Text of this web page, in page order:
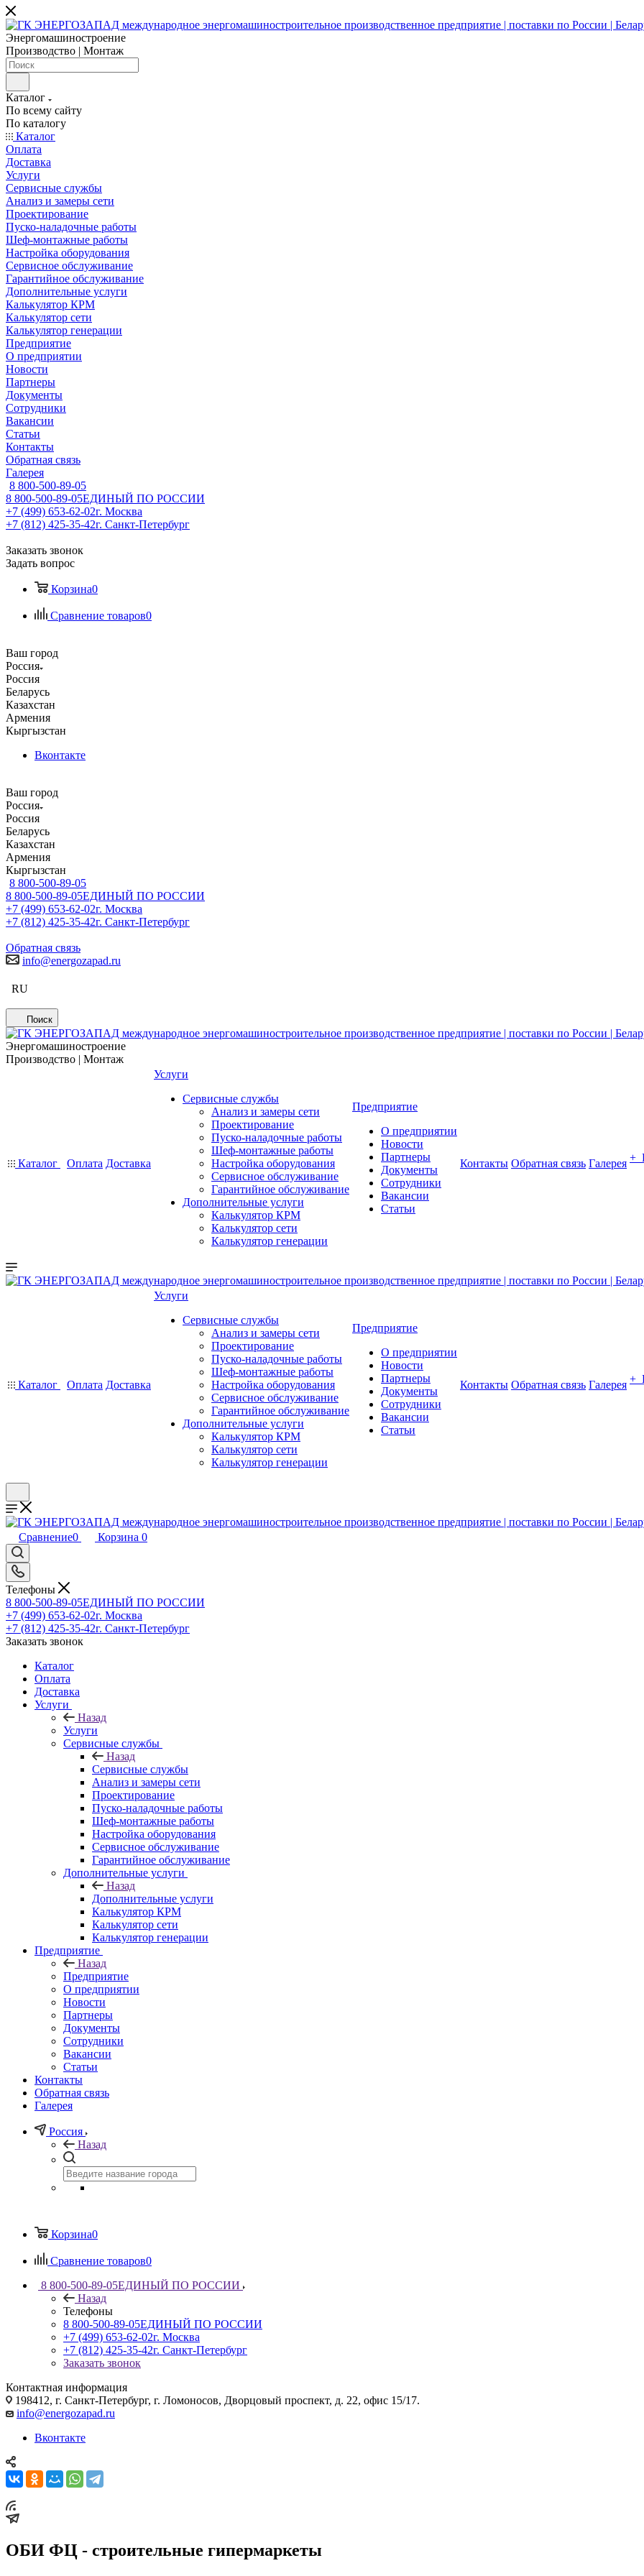
Энергомашиностроение
Производство | Монтаж
Каталог
По всему сайту
По каталогу
Каталог
Оплата
Доставка
Услуги
Сервисные службы
Анализ и замеры сети
Проектирование
Пуско-наладочные работы
Шеф-монтажные работы
Настройка оборудования
Сервисное обслуживание
Гарантийное обслуживание
Дополнительные услуги
Калькулятор КРМ
Калькулятор сети
Калькулятор генерации
Предприятие
О предприятии
Новости
Партнеры
Документы
Сотрудники
Вакансии
Статьи
Контакты
Обратная связь
Галерея
8 800-500-89-05
8 800-500-89-05ЕДИНЫЙ ПО РОССИИ
+7 (499) 653-62-02г. Москва
+7 (812) 425-35-42г. Санкт-Петербург
Заказать звонок
Задать вопрос
Корзина0
Сравнение товаров0
Ваш город
Россия
Россия
Беларусь
Казахстан
Армения
Кыргызстан
Вконтакте
Ваш город
Россия
Россия
Беларусь
Казахстан
Армения
Кыргызстан
8 800-500-89-05
8 800-500-89-05ЕДИНЫЙ ПО РОССИИ
+7 (499) 653-62-02г. Москва
+7 (812) 425-35-42г. Санкт-Петербург
Обратная связь
info@energozapad.ru
RU
Поиск
Энергомашиностроение
Производство | Монтаж
Каталог Оплата Доставка
Услуги
Сервисные службы
Анализ и замеры сети
Проектирование
Пуско-наладочные работы
Шеф-монтажные работы
Настройка оборудования
Сервисное обслуживание
Гарантийное обслуживание
Дополнительные услуги
Калькулятор КРМ
Калькулятор сети
Калькулятор генерации
Предприятие
О предприятии
Новости
Партнеры
Документы
Сотрудники
Вакансии
Статьи
Контакты Обратная связь Галерея +
Каталог Оплата Доставка
Услуги
Сервисные службы
Анализ и замеры сети
Проектирование
Пуско-наладочные работы
Шеф-монтажные работы
Настройка оборудования
Сервисное обслуживание
Гарантийное обслуживание
Дополнительные услуги
Калькулятор КРМ
Калькулятор сети
Калькулятор генерации
Предприятие
О предприятии
Новости
Партнеры
Документы
Сотрудники
Вакансии
Статьи
Контакты Обратная связь Галерея +
Сравнение0 Корзина 0
Телефоны
8 800-500-89-05ЕДИНЫЙ ПО РОССИИ
+7 (499) 653-62-02г. Москва
+7 (812) 425-35-42г. Санкт-Петербург
Заказать звонок
Каталог
Оплата
Доставка
Услуги
Назад
Услуги
Сервисные службы
Назад
Сервисные службы
Анализ и замеры сети
Проектирование
Пуско-наладочные работы
Шеф-монтажные работы
Настройка оборудования
Сервисное обслуживание
Гарантийное обслуживание
Дополнительные услуги
Назад
Дополнительные услуги
Калькулятор КРМ
Калькулятор сети
Калькулятор генерации
Предприятие
Назад
Предприятие
О предприятии
Новости
Партнеры
Документы
Сотрудники
Вакансии
Статьи
Контакты
Обратная связь
Галерея
Россия
Назад
Корзина0
Сравнение товаров0
8 800-500-89-05ЕДИНЫЙ ПО РОССИИ
Назад
Телефоны
8 800-500-89-05ЕДИНЫЙ ПО РОССИИ
+7 (499) 653-62-02г. Москва
+7 (812) 425-35-42г. Санкт-Петербург
Заказать звонок
Контактная информация
198412, г. Санкт-Петербург, г. Ломоносов, Дворцовый проспект, д. 22, офис 15/17.
info@energozapad.ru
Вконтакте
ОБИ ФЦ - строительные гипермаркеты